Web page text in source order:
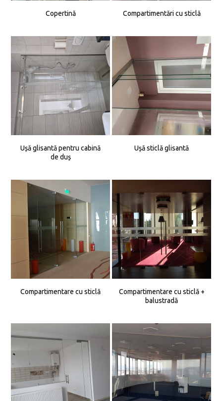
Copertină Compartimentări cu sticlă
Ușă glisantă pentru cabină
de duș
Ușă sticlă glisantă
Compartimentare cu sticlă
Compartimentare cu sticlă +
balustradă